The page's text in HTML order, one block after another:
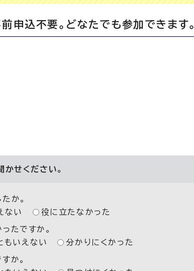
込不要。どなたでも参加できます。
せください。
か。
ない 役に立たなかった
たですか。
もいえない 分かりにくかった
か。